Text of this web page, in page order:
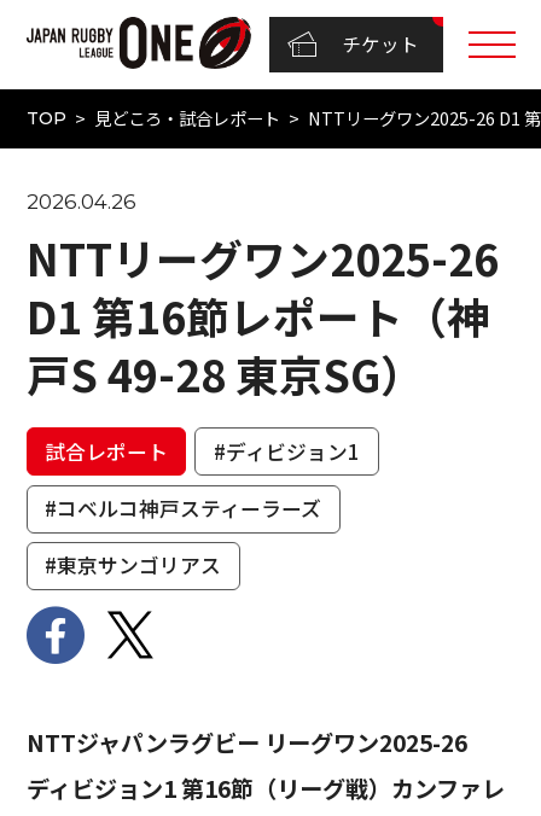
チケット
TOP 見どころ・試合レポート NTTリーグワン2025-26 D1
2026.04.26
NTTリーグワン2025-26
D1 第16節レポート（神
戸S 49-28 東京SG）
試合レポート
#ディビジョン1
#コベルコ神戸スティーラーズ
#東京サンゴリアス
NTTジャパンラグビー リーグワン2025-26
ディビジョン1 第16節（リーグ戦）カンファレ